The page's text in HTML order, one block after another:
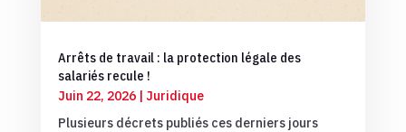
Arrêts de travail : la protection légale des
salariés recule !
Juin 22, 2026| Juridique
Plusieurs décrets publiés ces derniers jours